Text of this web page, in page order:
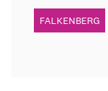
FALKENBERG